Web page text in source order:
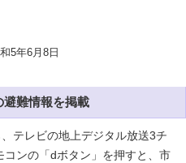
5年6月8日
避難情報を掲載
テレビの地上デジタル放送3チ
コンの「dボタン」を押すと、市